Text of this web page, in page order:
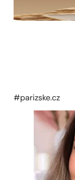
#parizske.cz